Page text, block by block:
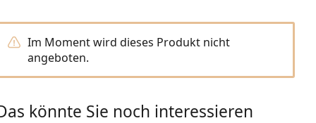
Im Moment wird dieses Produkt nicht
angeboten.
könnte Sie noch interessieren